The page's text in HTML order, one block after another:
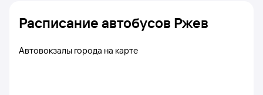
Расписание автобусов Ржев
Автовокзалы города на карте